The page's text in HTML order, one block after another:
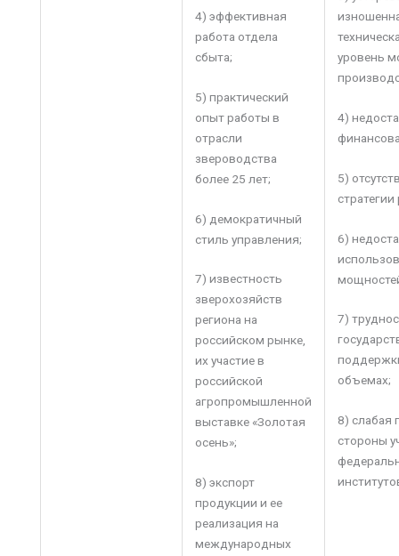
4) эффективная
работа отдела
сбыта;
5) практический
опыт работы в
отрасли
звероводства
более 25 лет;
6) демократичный
стиль управления;
7) известность
зверохозяйств
региона на
российском рынке,
их участие в
российской
агропромышленной
выставке «Золотая
осень»;
8) экспорт
продукции и ее
реализация на
международных
уровень
4)
5)
6)
7)
объемах;
8) слабая
стороны